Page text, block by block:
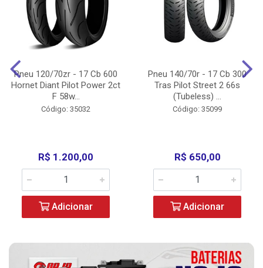
Pneu 120/70zr - 17 Cb 600
Hornet Diant Pilot Power 2ct
F 58w...
Código: 35032
R$ 1.200,00
Adicionar
Pneu 140/70r - 17 Cb 300
Tras Pilot Street 2 66s
(Tubeless) ...
Código: 35099
R$ 650,00
Adicionar